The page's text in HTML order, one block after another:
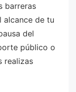
barreras
alcance de tu
del
público o
realizas